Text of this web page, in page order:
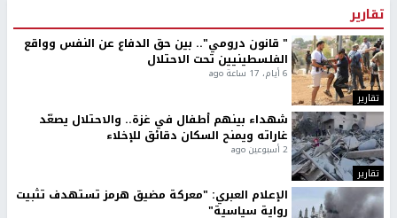
تقارير
تقارير
" قانون درومي".. بين حق الدفاع عن النفس وواقع
الفلسطينيين تحت الاحتلال
6 أيام، 17 ساعة ago
تقارير
شهداء بينهم أطفال في غزة.. والاحتلال يصعّد
غاراته ويمنح السكان دقائق للإخلاء
2 أسبوعين ago
الإعلام العبري: "معركة مضيق هرمز تستهدف تثبيت
رواية سياسية"